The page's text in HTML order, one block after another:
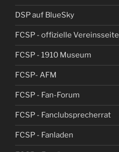
DSP auf BlueSky
FCSP - offizielle Vereinsseite
FCSP - 1910 Museum
FCSP- AFM
FCSP - Fan-Forum
FCSP - Fanclubsprecherrat
FCSP - Fanladen